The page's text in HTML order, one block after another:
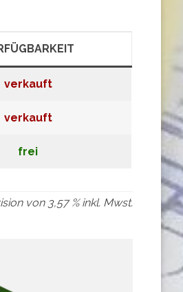
verkauft
verkauft
frei
von 3,57 % inkl. Mwst.